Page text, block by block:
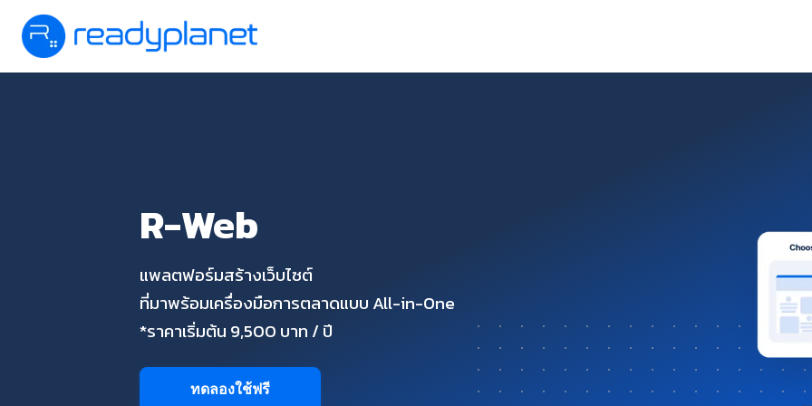
R-Web
แพลตฟอร์มสร้างเว็บไซต์
ที่มาพร้อมเครื่องมือการตลาดแบบ All-in-One
*ราคาเริ่มต้น 9,500 บาท / ปี
ทดลองใช้ฟรี